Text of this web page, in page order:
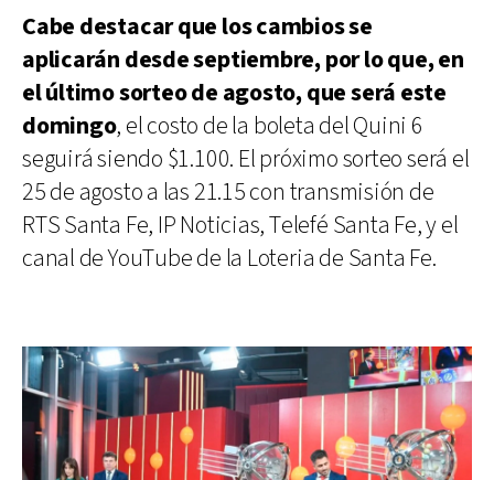
Cabe destacar que los cambios se
aplicarán desde septiembre, por lo que, en
el último sorteo de agosto, que será este
domingo, el costo de la boleta del Quini 6
seguirá siendo $1.100. El próximo sorteo será el
25 de agosto a las 21.15 con transmisión de
RTS Santa Fe, IP Noticias, Telefé Santa Fe, y el
canal de YouTube de la Loteria de Santa Fe.